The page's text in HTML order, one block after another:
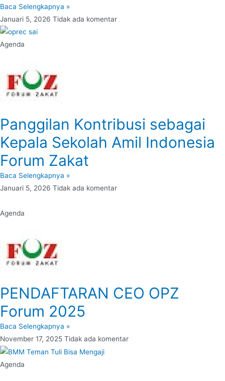
Baca Selengkapnya »
Januari 5, 2026 Tidak ada komentar
Agenda
Panggilan Kontribusi sebagai
Kepala Sekolah Amil Indonesia
Forum Zakat
Baca Selengkapnya »
Januari 5, 2026 Tidak ada komentar
Agenda
PENDAFTARAN CEO OPZ
Forum 2025
Baca Selengkapnya »
November 17, 2025 Tidak ada komentar
Agenda